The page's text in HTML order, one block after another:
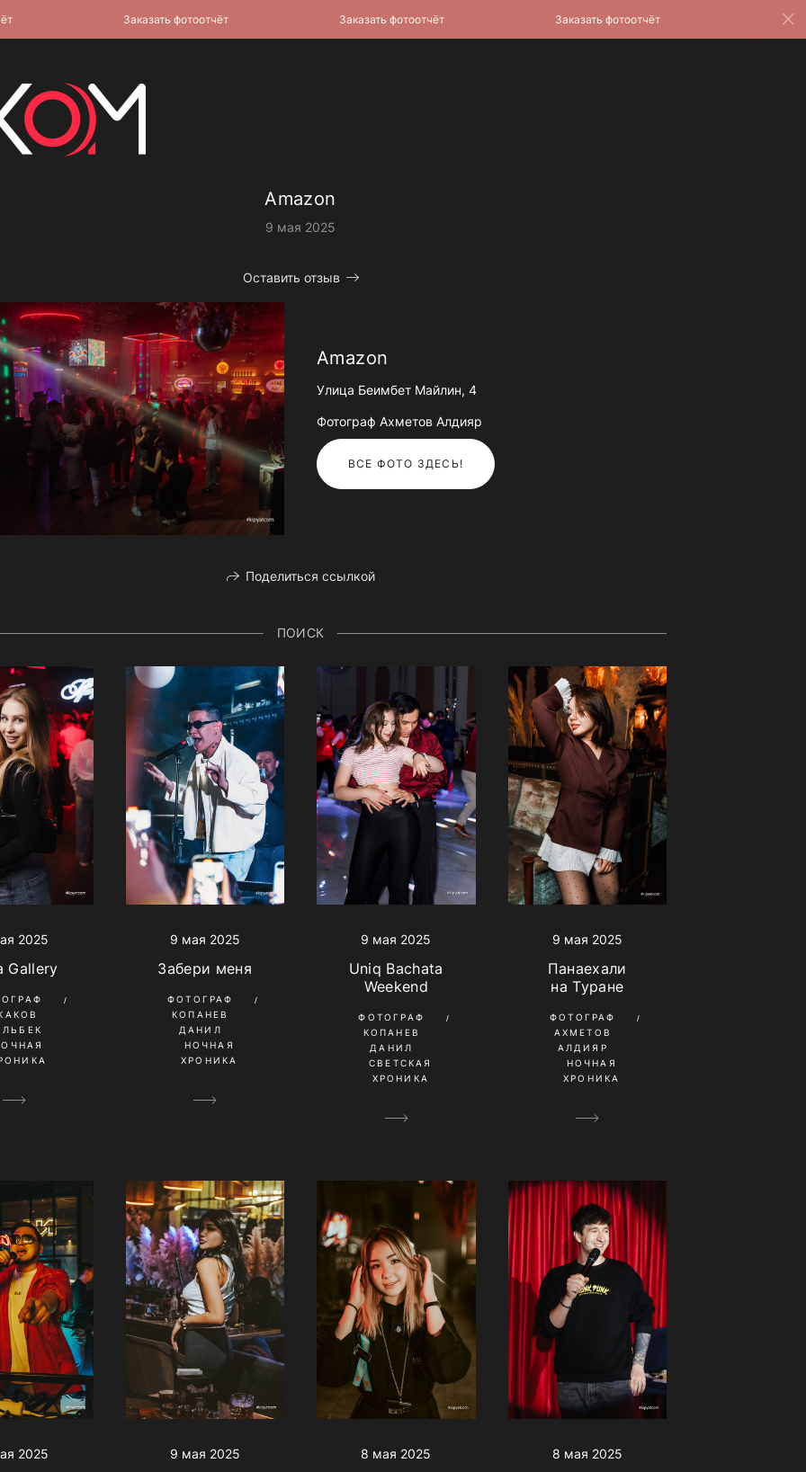
Amazon
9 мая 2025
Оставить отзыв
Amazon
Улица Беимбет Майлин, 4
Фотограф Ахметов Алдияр
ВСЕ ФОТО ЗДЕСЬ!
Поделиться ссылкой
ПОИСК
2025
Gallery
9 мая 2025
Забери меня
ФОТОГРАФ
КОПАНЕВ
ДАНИЛ
НОЧНАЯ
ХРОНИКА
9 мая 2025
Uniq Bachata
Weekend
ФОТОГРАФ
КОПАНЕВ
ДАНИЛ
СВЕТСКАЯ
ХРОНИКА
9 мая 2025
Панаехали
на Туране
ФОТОГРАФ
АХМЕТОВ
АЛДИЯР
НОЧНАЯ
ХРОНИКА
2025 9 мая 2025 8 мая 2025 8 мая 2025
Заказать фотоотчёт Заказать фотоотчёт Заказать фотоотчёт Заказать